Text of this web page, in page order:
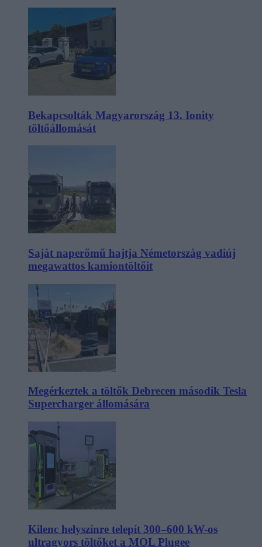
Bekapcsolták Magyarország 13. Ionity
töltőállomását
Saját naperőmű hajtja Németország vadiúj
megawattos kamiontöltőit
Megérkeztek a töltők Debrecen második Tesla
Supercharger állomására
Kilenc helyszínre telepít 300–600 kW-os
ultragyors töltőket a MOL Plugee